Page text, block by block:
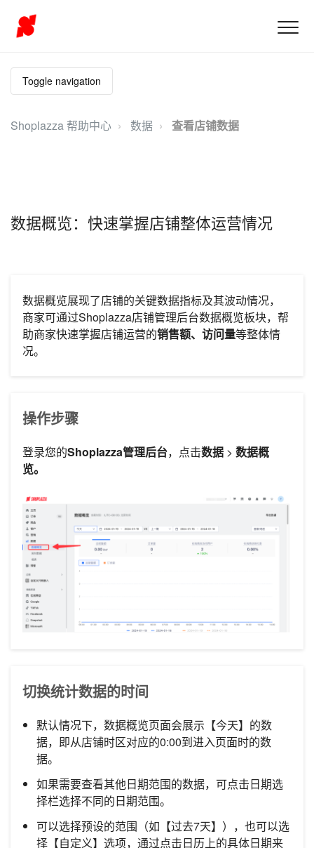
Toggle navigation
Shoplazza 帮助中心 数据 查看店铺数据
数据概览：快速掌握店铺整体运营情况
数据概览展现了店铺的关键数据指标及其波动情况，
商家可通过Shoplazza店铺管理后台数据概览板块，帮
助商家快速掌握店铺运营的销售额、访问量等整体情
况。
操作步骤
登录您的Shoplazza管理后台，点击数据 > 数据概
览。
切换统计数据的时间
默认情况下，数据概览页面会展示【今天】的数
据，即从店铺时区对应的0:00到进入页面时的数
据。
如果需要查看其他日期范围的数据，可点击日期选
择栏选择不同的日期范围。
可以选择预设的范围（如【过去7天】），也可以选
择【自定义】选项，通过点击日历上的具体日期来